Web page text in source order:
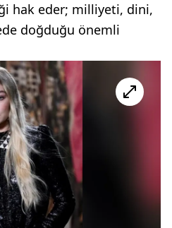
hak eder; milliyeti, dini,
doğduğu önemli